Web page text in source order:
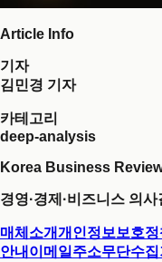
Article Info
기자
김민경 기자
카테고리
deep-analysis
Korea Business
경영·경제·비즈니스 의
매체소개개인정보보호정
안내 이메일주소무단수